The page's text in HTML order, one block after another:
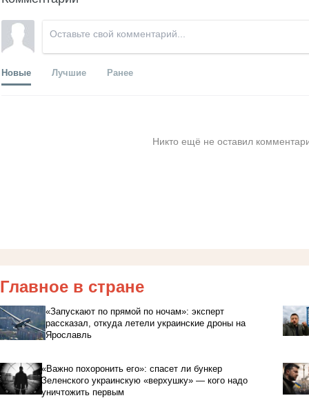
Новые Лучшие Ранее
Никто ещё не оставил
Главное в стране
«Запускают по прямой по ночам»: эксперт
рассказал, откуда летели украинские дроны на
Ярославль
«Важно похоронить его»: спасет ли бункер
Зеленского украинскую «верхушку» — кого надо
уничтожить первым